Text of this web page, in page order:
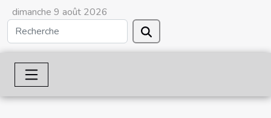
dimanche 9 août 2026